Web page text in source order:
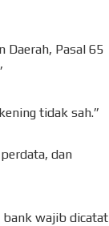
Daerah, Pasal 65
tidak sah.”
dan
bank wajib dicatat